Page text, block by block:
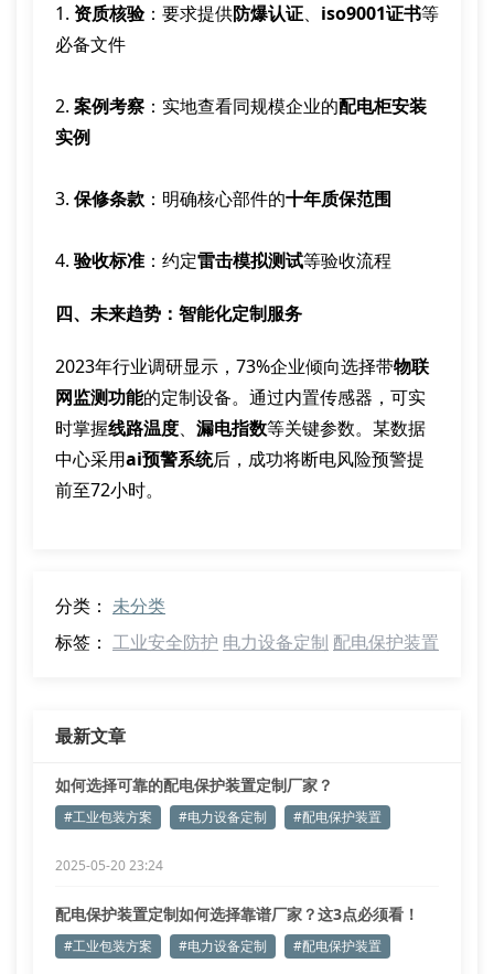
1. 资质核验：要求提供防爆认证、 iso9001证书等
必备文件
2. 案例考察 ：实地查看同规模企业的配电柜安装
实例
3. 保修条款 ：明确核心部件的十年质保范围
4. 验收标准 ：约定雷击模拟测试等验收流程
四、未来趋势：智能化定制服务
2023年行业调研显示，73%企业倾向选择带物联
网监测功能的定制设备。通过内置传感器，可实
时掌握线路温度、 漏电指数等关键参数。某数据
中心采用ai预警系统后，成功将断电风险预警提
前至72小时。
分类： 未分类
标签： 工业安全防护 电力设备定制 配电保护装置
最新文章
如何选择可靠的配电保护装置定制厂家？
#工业包装方案 #电力设备定制 #配电保护装置
2025-05-20 23:24
配电保护装置定制如何选择靠谱厂家？这3点必须看！
#工业包装方案 #电力设备定制 #配电保护装置